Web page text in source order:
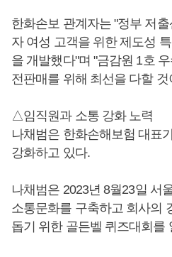
한화손보 관계자는 "정부 저
자 여성 고객을 위한 제도성
을 개발했다"며 "금감원 1호
전판매를 위해 최선을 다할 것
△임직원과 소통 강화 노력
나채범은 한화손해보험 대표
강화하고 있다.
나채범은 2023년 8월23일 서
소통문화를 구축하고 회사의
돕기 위한 골든벨 퀴즈대회를